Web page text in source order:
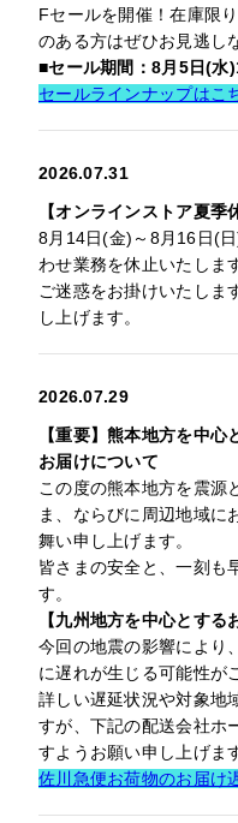
Fセールを開催！在庫限
のある方はぜひお見逃し
■セール期間：8月5日(
セールラインナップはこ
2026.07.31
【オンラインストア夏季
8月14日(金)～8月16日(
わせ業務を休止いたしま
ご迷惑をお掛けいたしま
し上げます。
2026.07.29
【重要】熊本地方を中
お届けについて
この度の熊本地方を震源
ま、ならびに周辺地域に
舞い申し上げます。
皆さまの安全と、一刻も
す。
【九州地方を中心とする
今回の地震の影響により
に遅れが生じる可能性が
詳しい遅延状況や対象地
すが、下記の配送会社ホ
すようお願い申し上げま
佐川急便お荷物のお届け